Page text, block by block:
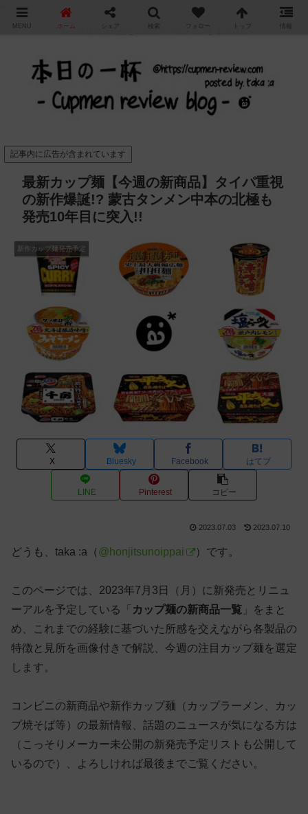
カップ麺の新商品をレビュー / アレンジするブログ
記事内に広告が含まれています
最新カップ麺【今週の新商品】タイパ重視
の新作爆誕!? 蒙古タンメン中本の北極も
発売10年目に突入!!
新作カップ麺発売予定
X Bluesky Facebook はてブ
LINE Pinterest コピー
2023.07.03 2023.07.10
どうも、taka :a（ @honjitsunoippai ）です。
このページでは、2023年7月3日（月）に新発売とリニュ
ーアルを予定している「 カップ麺の新商品一覧 」をまと
め、これまでの経験に基づいた所感を交えながら各製品の
特徴と見所を画像付きで解説、今週の注目カップ麺を選定
します。
コンビニの新商品や新作カップ麺（カップラーメン、カッ
プ焼そば等）の最新情報、話題のニュースが気になる方は
（こっそりメーカー未公開の新発売予定リストも公開して
いるので）、よろしければ最後までご覧ください。
MENU ホーム シェア 検索 フォロー トップ 情報